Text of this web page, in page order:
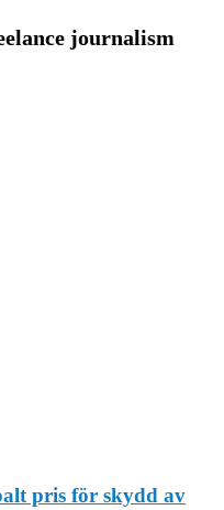
journalism
pris för skydd av